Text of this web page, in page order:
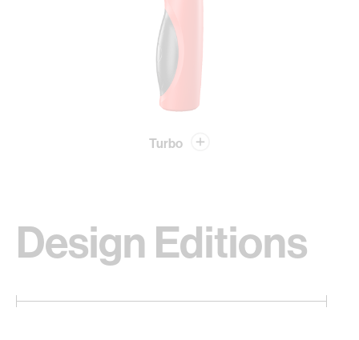
Turbo
Design Editions